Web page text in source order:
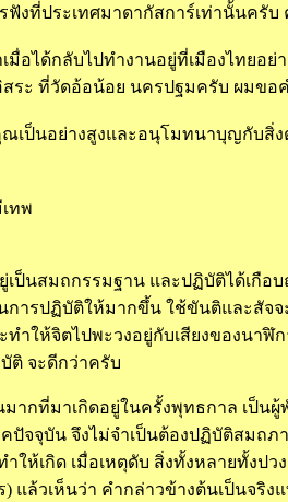
ฟังที่ประเทศมาดากัสการ์เท่านั้นครั
มื่อได้กลับไปทำงานอยู่ที่เมืองไทยอย่
ระ ที่วัดอ้อน้อย นครปฐมครับ ผมขอ
เป็นอย่างสูงและอนุโมทนาบุญกับสิ่ง
ทพ
ป็นสมถกรรมฐาน และปฏิบัติได้เกือ
นการปฏิบัติให้มากขึ้น ใช้ขันติและสัจ
ะทำให้จิตไปพะวงอยู่กับเสียงของนา
ติ จะดีกว่าครับ
ากที่มาเกิดอยู่ในครั้งพุทธกาล เป็น
ปัจจุบัน จึงไม่จำเป็นต้องปฏิบัติสมถภ
ให้เกิด เมื่อเหตุดับ สิ่งทั้งหลายทั้งป
แล้วเห็นว่า คำกล่าวข้างต้นเป็นจริ